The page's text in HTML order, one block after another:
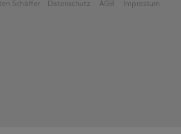
Schäffer Datenschutz AGB Impressum